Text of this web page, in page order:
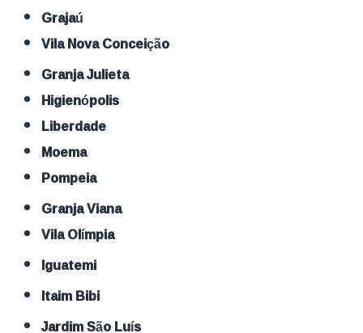
Grajaú
Vila Nova Conceição
Granja Julieta
Higienópolis
Liberdade
Moema
Pompeia
Granja Viana
Vila Olímpia
Iguatemi
Itaim Bibi
Jardim São Luís